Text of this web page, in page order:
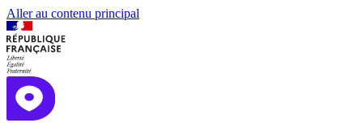
Aller au contenu principal